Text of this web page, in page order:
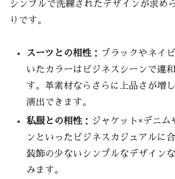
ビジネスカジュアルに合うおす
コスパ重視で人気の国内ブ
ポーター（PORTER）
タケオキクチ（TAKEO
KIKUCHI）
土屋鞄製造所
シンプルで洗練されたデザインが求め
りです。
スーツとの相性 ：ブラックやネイ
いたカラーはビジネスシーンで違
す。革素材ならさらに上品さが増
演出できます。
私服との相性 ：ジャケット×デニ
ンといったビジネスカジュアルに
装飾の少ないシンプルなデザイン
みます。